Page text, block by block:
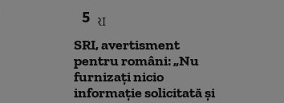
5
SRI, avertisment
pentru români: „Nu
furnizați nicio
informație solicitată și